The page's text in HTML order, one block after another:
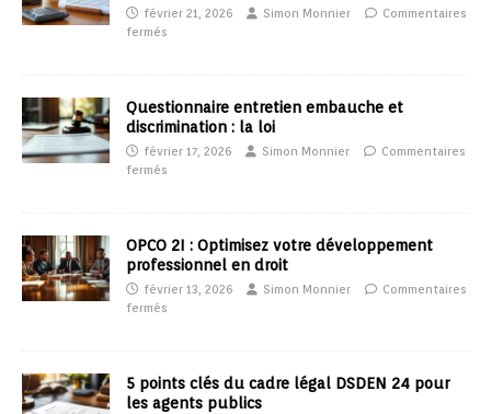
février 21, 2026 Simon Monnier
Commentaires
fermés
Questionnaire entretien embauche et
discrimination : la loi
février 17, 2026 Simon Monnier
Commentaires
fermés
OPCO 2I : Optimisez votre développement
professionnel en droit
février 13, 2026 Simon Monnier
Commentaires
fermés
5 points clés du cadre légal DSDEN 24 pour
les agents publics